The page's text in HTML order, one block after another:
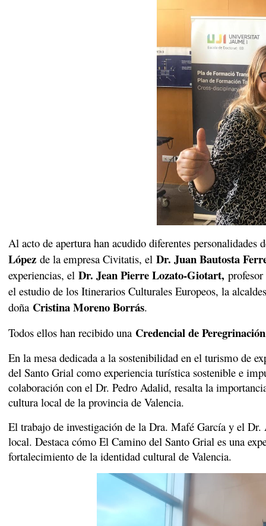
Al acto de apertura han acudido diferentes
López de la empresa Civitatis, el Dr. Juan Bautosta
experiencias, el Dr. Jean Pierre Lozato-Giotart,
el estudio de los Itinerarios Culturales Europeos, la
doña Cristina Moreno Borrás.
Todos ellos han recibido una Credencial de Peregrinación
En la mesa dedicada a la sostenibilidad en el turismo de
del Santo Grial como experiencia turística sostenible e
colaboración con el Dr. Pedro Adalid, resalta la
cultura local de la provincia de Valencia.
El trabajo de investigación de la Dra. Mafé García y el
local. Destaca cómo El Camino del Santo Grial es una
fortalecimiento de la identidad cultural de Valencia.